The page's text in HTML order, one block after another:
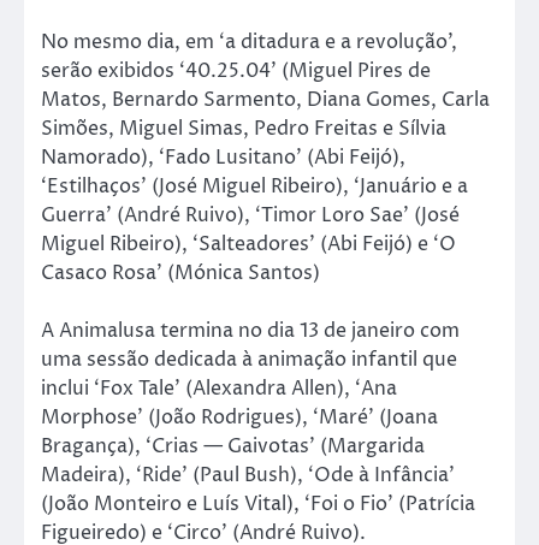
No mesmo dia, em ‘a ditadura e a revolução’,
serão exibidos ‘40.25.04’ (Miguel Pires de
Matos, Bernardo Sarmento, Diana Gomes, Carla
Simões, Miguel Simas, Pedro Freitas e Sílvia
Namorado), ‘Fado Lusitano’ (Abi Feijó),
‘Estilhaços’ (José Miguel Ribeiro), ‘Januário e a
Guerra’ (André Ruivo), ‘Timor Loro Sae’ (José
Miguel Ribeiro), ‘Salteadores’ (Abi Feijó) e ‘O
Casaco Rosa’ (Mónica Santos)
A Animalusa termina no dia 13 de janeiro com
uma sessão dedicada à animação infantil que
inclui ‘Fox Tale’ (Alexandra Allen), ‘Ana
Morphose’ (João Rodrigues), ‘Maré’ (Joana
Bragança), ‘Crias — Gaivotas’ (Margarida
Madeira), ‘Ride’ (Paul Bush), ‘Ode à Infância’
(João Monteiro e Luís Vital), ‘Foi o Fio’ (Patrícia
Figueiredo) e ‘Circo’ (André Ruivo).